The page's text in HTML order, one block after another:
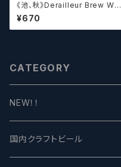
《池、秋》Derailleur Brew Wor
ks ANONYMOUS BREWH
OLIC FOUNDATION ディ
レイラブリューワークス
¥670
CATEGORY
NEW！！
国内クラフトビール